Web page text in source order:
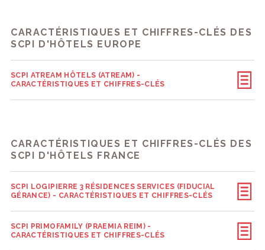
CARACTÉRISTIQUES ET CHIFFRES-CLÉS DES
SCPI D'HÔTELS EUROPE
SCPI ATREAM HÔTELS (ATREAM) -
CARACTÉRISTIQUES ET CHIFFRES-CLÉS
CARACTÉRISTIQUES ET CHIFFRES-CLÉS DES
SCPI D'HÔTELS FRANCE
SCPI LOGIPIERRE 3 RÉSIDENCES SERVICES (FIDUCIAL
GÉRANCE) - CARACTÉRISTIQUES ET CHIFFRES-CLÉS
SCPI PRIMOFAMILY (PRAEMIA REIM) -
CARACTÉRISTIQUES ET CHIFFRES-CLÉS